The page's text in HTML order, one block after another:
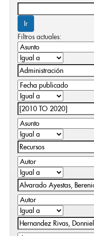
Filtros actuales: